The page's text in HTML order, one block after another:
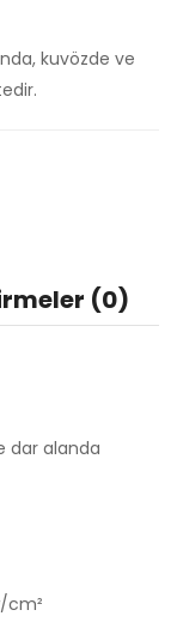
kuvözde ve
(0)
dar alanda
cm²